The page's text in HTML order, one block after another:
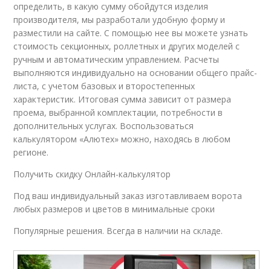
определить, в какую сумму обойдутся изделия
производителя, мы разработали удобную форму и
разместили на сайте. С помощью нее вы можете узнать
стоимость секционных, роллетных и других моделей с
ручным и автоматическим управлением. Расчеты
выполняются индивидуально на основании общего прайс-
листа, с учетом базовых и второстепенных
характеристик. Итоговая сумма зависит от размера
проема, выбранной комплектации, потребности в
дополнительных услугах. Воспользоваться
калькулятором «Алютех» можно, находясь в любом
регионе.
Получить скидку Онлайн-калькулятор
Под ваш индивидуальный заказ изготавливаем ворота
любых размеров и цветов в минимальные сроки
Популярные решения. Всегда в наличии на складе.